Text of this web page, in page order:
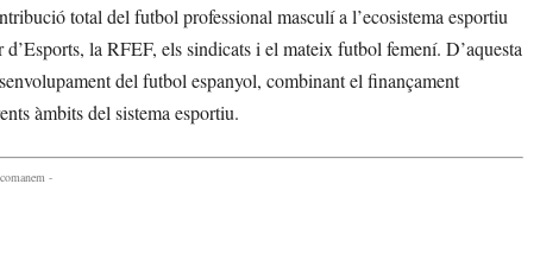
total del futbol professional masculí a l’ecosistema esportiu
la RFEF, els sindicats i el mateix futbol femení. D’aquesta
del futbol espanyol, combinant el finançament
àmbits del sistema esportiu.
-